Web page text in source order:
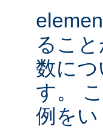
るこ
数に
す。
例をい